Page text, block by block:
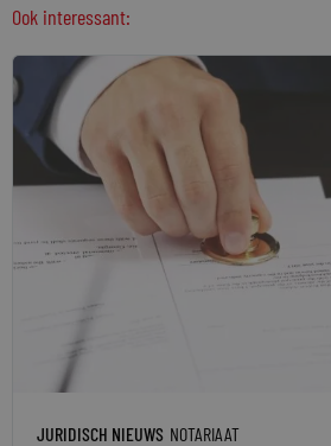
Ook interessant:
JURIDISCH NIEUWS NOTARIAAT